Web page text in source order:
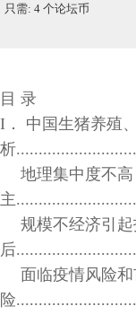
只需: 4 个论坛币
目 录
I． 中国生猪养殖
析
地理集中度不高
主
规模不经济引起
后
面临疫情风险和
险